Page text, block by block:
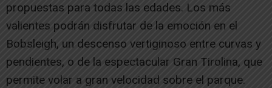
propuestas para todas las edades. Los más
valientes podrán disfrutar de la emoción en el
Bobsleigh, un descenso vertiginoso entre curvas y
pendientes, o de la espectacular Gran Tirolina, que
permite volar a gran velocidad sobre el parque.